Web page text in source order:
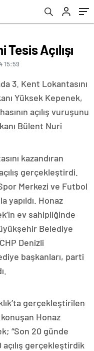
Tesis Açılışı
15:59
3. Kent Lokantasını
Yüksek Kepenek,
açılış vuruşunu
Bülent Nuri
kazandıran
gerçekleştirdi.
Merkezi ve Futbol
yapıldı. Honaz
ev sahipliğinde
Belediye
Denizli
başkanları, parti
gerçekleştirilen
konuşan Honaz
“Son 20 günde
gerçekleştirdik